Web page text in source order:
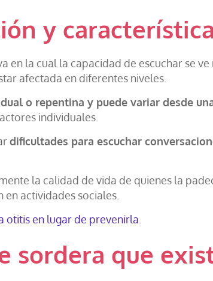
y
en la cual la capacidad de escuchar se
afectada en diferentes niveles.
o repentina y puede variar desde
individuales.
dificultades para escuchar
la calidad de vida de quienes la
actividades sociales.
otitis en lugar de prevenirla
sordera que